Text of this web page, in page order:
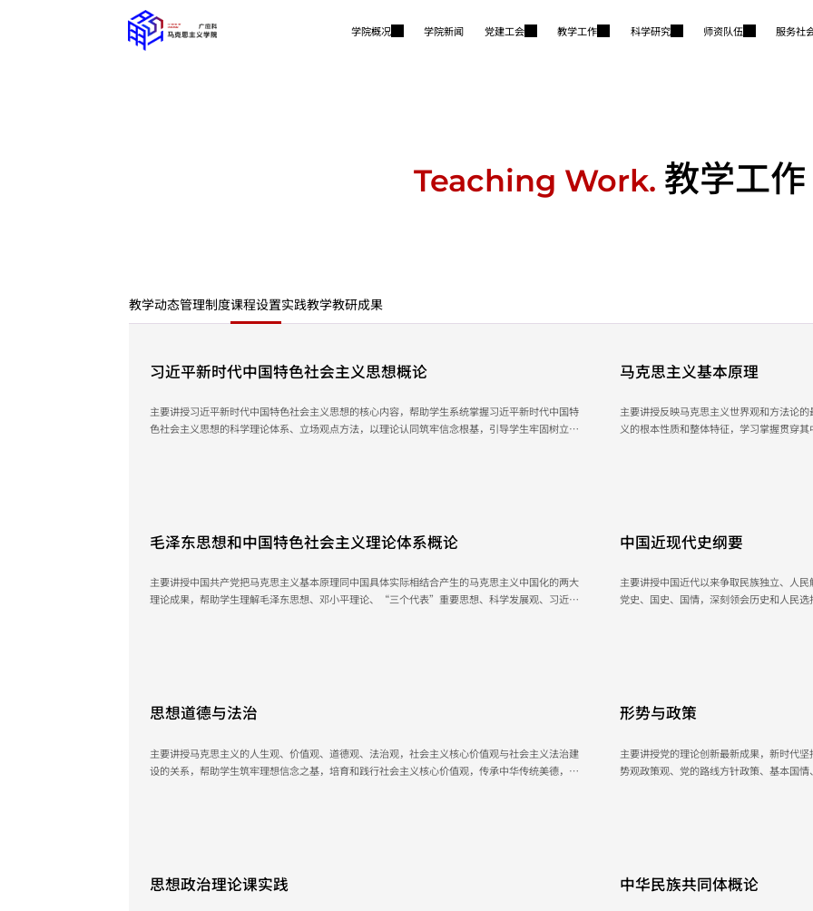
学院概况 学院新闻 党建工会 教学工作 科学研究 师资队伍 服务社
Teaching Work. 教学工作
教学动态管理制度课程设置实践教学教研成果
习近平新时代中国特色社会主义思想概论
主要讲授习近平新时代中国特色社会主义思想的核心内容，帮助学生系统掌握习近平新时代中国特
色社会主义思想的科学理论体系、立场观点方法，以理论认同筑牢信念根基，引导学生牢固树立中
马克思主义基本原理
主要讲授反映马克思主义世界观和方法论
义的根本性质和整体特征，学习掌握贯穿
毛泽东思想和中国特色社会主义理论体系概论
主要讲授中国共产党把马克思主义基本原理同中国具体实际相结合产生的马克思主义中国化的两大
理论成果，帮助学生理解毛泽东思想、邓小平理论、“三个代表”重要思想、科学发展观、习近平
中国近现代史纲要
主要讲授中国近代以来争取民族独立、人
党史、国史、国情，深刻领会历史和人民
思想道德与法治
主要讲授马克思主义的人生观、价值观、道德观、法治观，社会主义核心价值观与社会主义法治建
设的关系，帮助学生筑牢理想信念之基，培育和践行社会主义核心价值观，传承中华传统美德，弘
形势与政策
主要讲授党的理论创新最新成果，新时代
势观政策观、党的路线方针政策、基本国
思想政治理论课实践 中华民族共同体概论